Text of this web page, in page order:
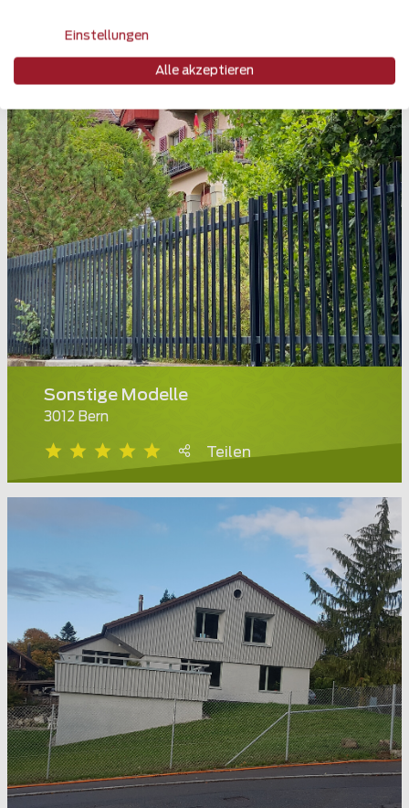
Sonstige Modelle
3012 Bern
Teilen
Einstellungen
Alle akzeptieren